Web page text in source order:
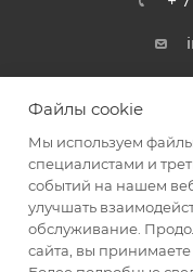
Файлы cookie
Мы используем
специалистами и
событий на нашем
улучшать
обслуживание.
сайта, вы принимаете